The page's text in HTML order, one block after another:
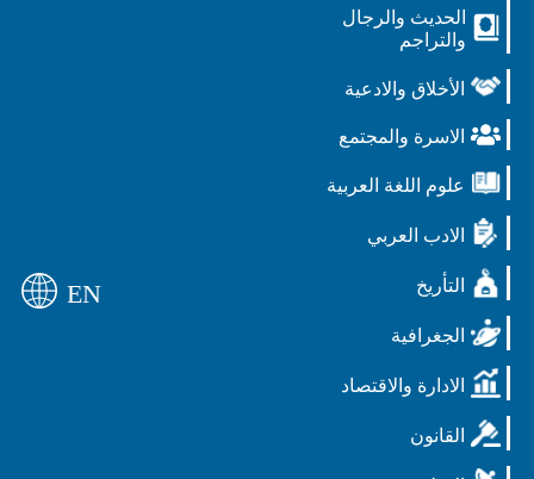
الحديث والرجال
والتراجم
الأخلاق والادعية
الاسرة والمجتمع
علوم اللغة العربية
الادب العربي
التأريخ
الجغرافية
الادارة والاقتصاد
القانون
EN